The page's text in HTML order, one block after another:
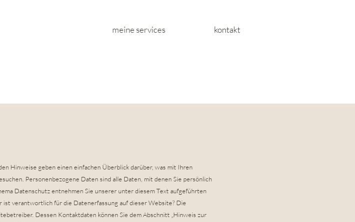
meine services kontakt
Hinweise geben einen einfachen Überblick darüber, was mit Ihren
Personenbezogene Daten sind alle Daten, mit denen Sie persönlich
Datenschutz entnehmen Sie unserer unter diesem Text aufgeführten
verantwortlich für die Datenerfassung auf dieser Website? Die
Dessen Kontaktdaten können Sie dem Abschnitt „Hinweis zur